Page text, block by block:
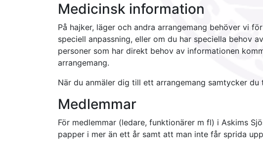
Medicinsk information
På hajker, läger och andra arrangemang behöver vi
speciell anpassning, eller om du har speciella behov
personer som har direkt behov av informationen
arrangemang.
När du anmäler dig till ett arrangemang samtycker
Medlemmar
För medlemmar (ledare, funktionärer m fl) i Askims
papper i mer än ett år samt att man inte får sprida